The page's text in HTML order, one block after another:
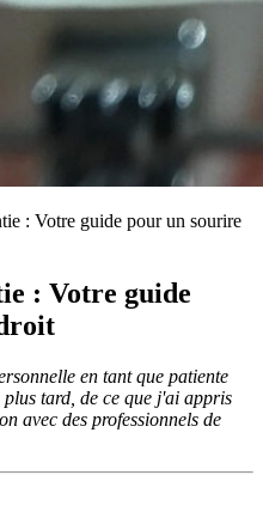
: Votre guide pour un sourire
: Votre guide
en tant que patiente
tard, de ce que j'ai appris
avec des professionnels de